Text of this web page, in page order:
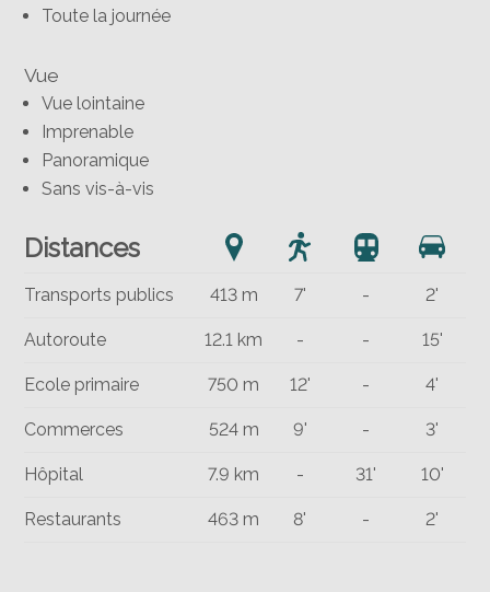
Toute la journée
Vue
Vue lointaine
Imprenable
Panoramique
Sans vis-à-vis
Distances
Transports publics 413 m 7' - 2'
Autoroute 12.1 km - - 15'
Ecole primaire 750 m 12' - 4'
Commerces 524 m 9' - 3'
Hôpital 7.9 km - 31' 10'
Restaurants 463 m 8' - 2'